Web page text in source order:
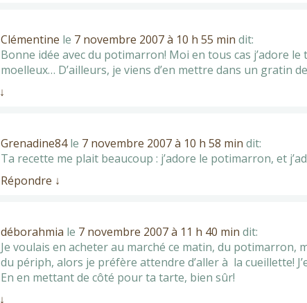
Clémentine le 7 novembre 2007 à 10 h 55 min dit:
Bonne idée avec du potimarron! Moi en tous cas j’adore
moelleux… D’ailleurs, je viens d’en mettre dans un gratin
↓
Grenadine84le 7 novembre 2007 à 10 h 58 min dit:
Ta recette me plait beaucoup : j’adore le potimarron, et
Répondre ↓
déborahmia le 7 novembre 2007 à 11 h 40 min dit:
Je voulais en acheter au marché ce matin, du potimarron,
du périph, alors je préfère attendre d’aller à la cueillette!
En en mettant de côté pour ta tarte, bien sûr!
↓